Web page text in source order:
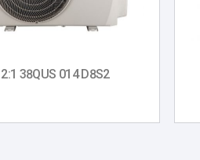
2:1 38QUS 014 D8S2